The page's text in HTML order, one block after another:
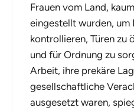
Frauen vom Land,
eingestellt wurden, um
kontrollieren, Türen zu
und für Ordnung zu
Arbeit, ihre prekäre
gesellschaftliche
ausgesetzt waren,